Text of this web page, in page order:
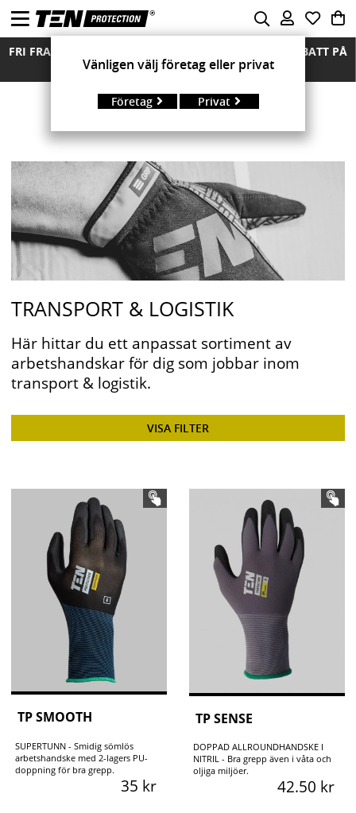
FRI FRAKT ÖVER 850 KR FRIA RETURER MÄNGDRABATT PÅ
ALLA MODELLER
TRANSPORT & LOGISTIK
Här hittar du ett anpassat sortiment av
arbetshandskar för dig som jobbar inom
transport & logistik.
VISA FILTER
TP SMOOTH
SUPERTUNN - Smidig sömlös
arbetshandske med 2-lagers PU-
doppning för bra grepp.
35 kr
TP SENSE
DOPPAD ALLROUNDHANDSKE I
NITRIL - Bra grepp även i våta och
oljiga miljöer.
42.50 kr
Vänligen välj företag eller privat
Företag Privat